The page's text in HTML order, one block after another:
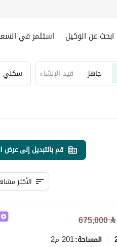
ابحث عن الوكيل استثمر في
جاهز قيد الإنشاء سكني
قم بالتبديل إلى عرض
الأكثر
⃁
675,000
المساحة:201 م2